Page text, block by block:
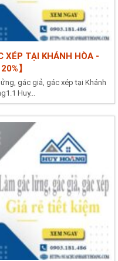
XÉP TẠI KHÁNH HÒA -
】
gác giả, gác xép tại Khánh
Huy...